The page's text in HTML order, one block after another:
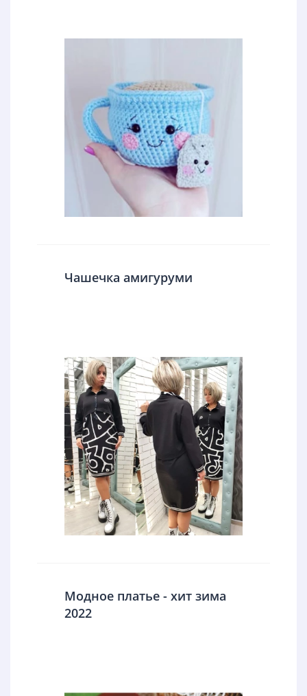
Чашечка амигуруми
Модное платье - хит зима
2022